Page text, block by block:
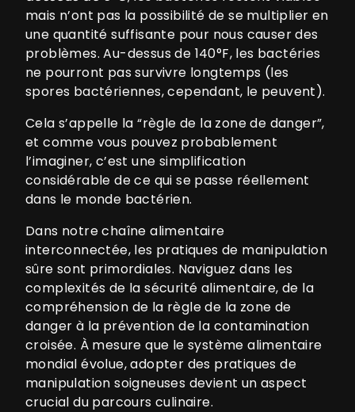
mais n’ont pas la possibilité de se multiplier en
une quantité suffisante pour nous causer des
problèmes. Au-dessus de 140°F, les bactéries
ne pourront pas survivre longtemps (les
spores bactériennes, cependant, le peuvent).
Cela s’appelle la “règle de la zone de danger”,
et comme vous pouvez probablement
l’imaginer, c’est une simplification
considérable de ce qui se passe réellement
dans le monde bactérien.
Dans notre chaîne alimentaire
interconnectée, les pratiques de manipulation
sûre sont primordiales. Naviguez dans les
complexités de la sécurité alimentaire, de la
compréhension de la règle de la zone de
danger à la prévention de la contamination
croisée. À mesure que le système alimentaire
mondial évolue, adopter des pratiques de
manipulation soigneuses devient un aspect
crucial du parcours culinaire.